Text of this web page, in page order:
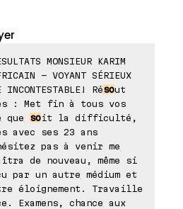
MONSIEUR KARIM
- VOYANT SÉRIEUX
INCONTESTABLE! Résout
: Met fin à tous vos
que soit la difficulté,
avec ses 23 ans
pas à venir me
de nouveau, même si
par un autre médium et
éloignement. Travaille
Examens, chance aux